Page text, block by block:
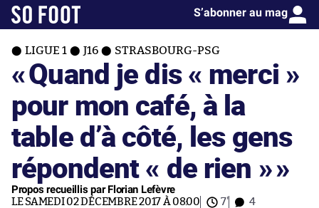
S’abonner au mag
LIGUE 1 J16 STRASBOURG-PSG
«Quand je dis « merci »
pour mon café, à la
table d’à côté, les gens
répondent « de rien »»
Propos recueillis par Florian Lefèvre
LE SAMEDI 02 DÉCEMBRE 2017 À 08:00 7' 4